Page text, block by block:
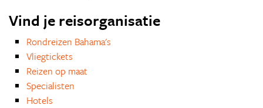
Vind je reisorganisatie
Rondreizen Bahama's
Vliegtickets
Reizen op maat
Specialisten
Hotels